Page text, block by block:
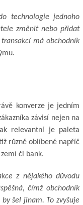
technologie jednoho
změnit nebo přidat
má obchodník
konverze je jedním
závisí nejen na
relevantní je paleta
různě oblíbené napříč
či bank.
z nějakého důvodu
čímž obchodník
šel jinam. To zvyšuje